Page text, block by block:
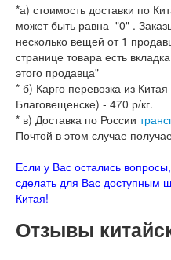
*а) стоимость доставки по
может быть равна "0" .
несколько вещей от 1
странице товара есть
этого продавца"
* б) Карго перевозка из
Благовещенске) - 470 р/кг.
* в) Доставка по России
Почтой в этом случае
Если у Вас остались
сделать для Вас доступным
Китая!
Отзывы